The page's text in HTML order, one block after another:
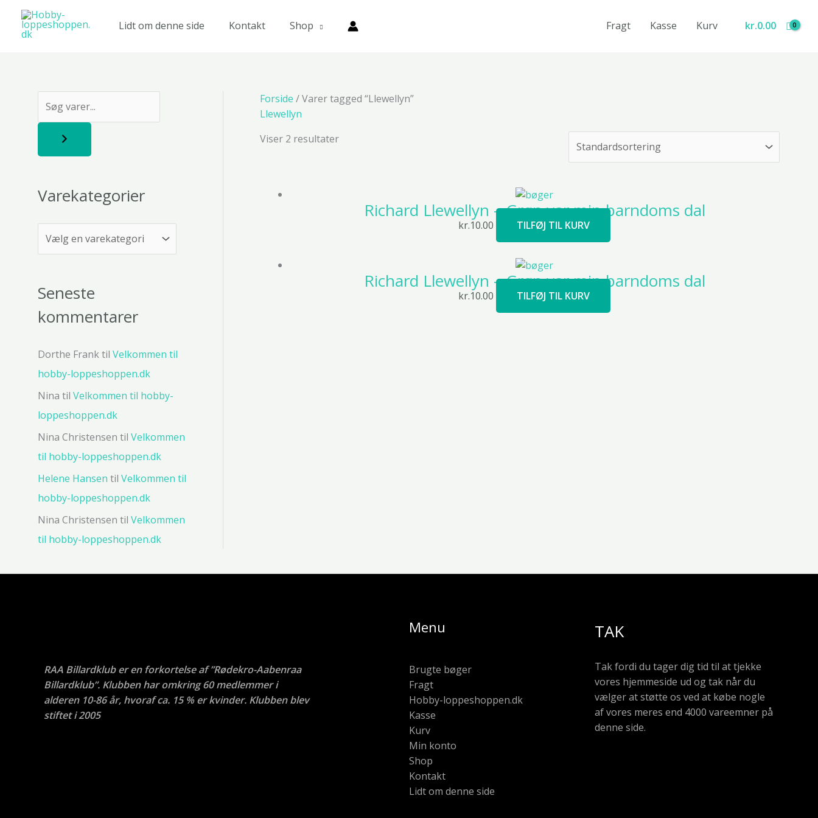
indholdet
Lidt om denne side Kontakt Shop Fragt Kasse Kurv kr.0.00
ø
Varekategorier
Seneste
kommentarer
Dorthe Franktil Velkommen til
hobby-loppeshoppen.dk
Nina til Velkommen til hobby-
loppeshoppen.dk
Nina Christensen til Velkommen
til hobby-loppeshoppen.dk
Helene Hansen til Velkommen til
hobby-loppeshoppen.dk
Nina Christensen til Velkommen
til hobby-loppeshoppen.dk
Forside / Varer tagged “Llewellyn”
Llewellyn
Viser 2 resultater
Richard Llewellyn – Grøn var min barndoms dal
kr.10.00 TILFØJ TIL KURV
Richard Llewellyn – Grøn var min barndoms dal
kr.10.00 TILFØJ TIL KURV
RAA Billardklub er en forkortelse af ”Rødekro-Aabenraa
Billardklub”. Klubben har omkring 60 medlemmer i
alderen 10-86 år, hvoraf ca. 15 % er kvinder. Klubben blev
stiftet i 2005
Menu
Brugte bøger
Fragt
Hobby-loppeshoppen.dk
Kasse
Kurv
Min konto
Shop
Kontakt
Lidt om denne side
TAK
Tak fordi du tager dig tid til at tjekke
vores hjemmeside ud og tak når du
vælger at støtte os ved at købe nogle
af vores meres end 4000 vareemner på
denne side.